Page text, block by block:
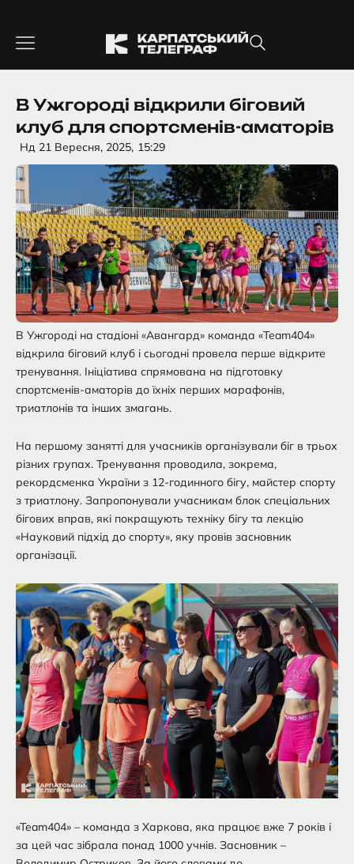
вмісту
В Ужгороді відкрили біговий
клуб для спортсменів-аматорів
Нд 21 Вересня, 2025, 15:29
В Ужгороді на стадіоні «Авангард» команда «Team404»
відкрила біговий клуб і сьогодні провела перше відкрите
тренування. Ініціатива спрямована на підготовку
спортсменів-аматорів до їхніх перших марафонів,
триатлонів та інших змагань.
На першому занятті для учасників організували біг в трьох
різних групах. Тренування проводила, зокрема,
рекордсменка України з 12-годинного бігу, майстер спорту
з триатлону. Запропонували учасникам блок спеціальних
бігових вправ, які покращують техніку бігу та лекцію
«Науковий підхід до спорту», яку провів засновник
організації.
«Team404» – команда з Харкова, яка працює вже 7 років і
за цей час зібрала понад 1000 учнів. Засновник –